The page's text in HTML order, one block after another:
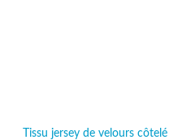
Tissu jersey de velours côtelé